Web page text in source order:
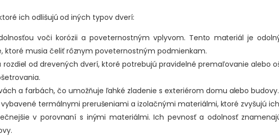
ich odlišujú od iných typov dverí:
voči korózii a poveternostným vplyvom. Tento materiál je
ktoré musia čeliť rôznym poveternostným podmienkam.
od drevených dverí, ktoré potrebujú pravidelné premaľovanie alebo
a farbách, čo umožňuje ľahké zladenie s exteriérom domu alebo budovy.
termálnymi prerušeniami a izolačnými materiálmi, ktoré zvyšujú
v porovnaní s inými materiálmi. Ich pevnosť a odolnosť